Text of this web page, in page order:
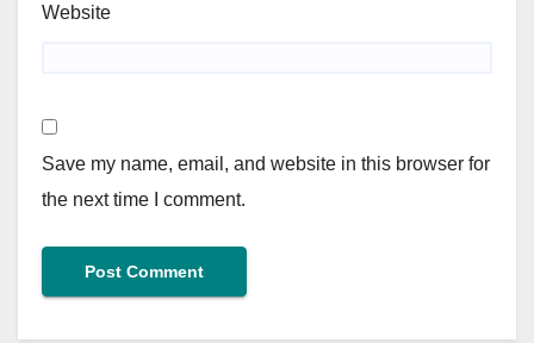
Website
Save my name, email, and website in this browser for
the next time I comment.